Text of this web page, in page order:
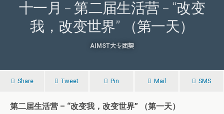
十一月 – 第二届生活营 – “改变
我，改变世界” （第一天）
AIMST大专团契
Share Tweet Pin Mail SMS
第二届生活营 – “改变我，改变世界” （第一天）